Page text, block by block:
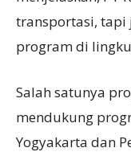
transportasi, tapi
program di
Salah satunya
mendukung
Yogyakarta dan